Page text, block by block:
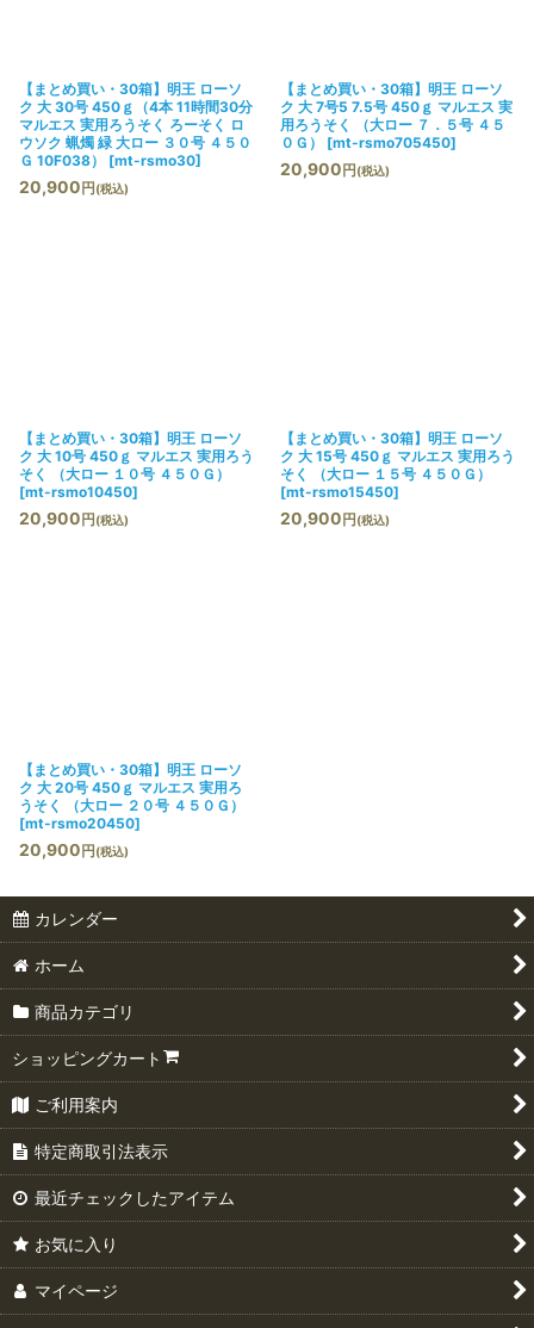
【まとめ買い・30箱】明王 ローソ
ク 大 30号 450ｇ（4本 11時間30分
マルエス 実用ろうそく ろーそく ロ
ウソク 蝋燭 緑 大ロー ３０号 ４５０
Ｇ 10F038）
[mt-rsmo30]
20,900 円 (税込)
【まとめ買い・30箱】明王 ローソ
ク 大 7号5 7.5号 450ｇ マルエス 実
用ろうそく （大ロー ７．５号 ４５
０Ｇ）
[mt-rsmo705450]
20,900 円 (税込)
【まとめ買い・30箱】明王 ローソ
ク 大 10号 450ｇ マルエス 実用ろう
そく （大ロー １０号 ４５０Ｇ）
[mt-rsmo10450]
20,900 円 (税込)
【まとめ買い・30箱】明王 ローソ
ク 大 15号 450ｇ マルエス 実用ろう
そく （大ロー １５号 ４５０Ｇ）
[mt-rsmo15450]
20,900 円 (税込)
【まとめ買い・30箱】明王 ローソ
ク 大 20号 450ｇ マルエス 実用ろ
うそく （大ロー ２０号 ４５０Ｇ）
[mt-rsmo20450]
20,900 円 (税込)
カレンダー
ホーム
商品カテゴリ
ショッピングカート
ご利用案内
特定商取引法表示
最近チェックしたアイテム
お気に入り
マイページ